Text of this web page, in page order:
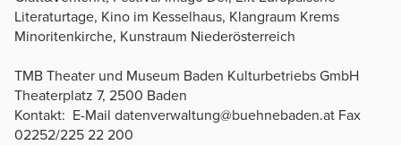
Literaturtage, Kino im Kesselhaus, Klangraum Krems
Minoritenkirche, Kunstraum Niederösterreich
TMB Theater und Museum Baden Kulturbetriebs GmbH
Theaterplatz 7, 2500 Baden
Kontakt: E-Mail datenverwaltung@buehnebaden.at Fax
02252/225 22 200